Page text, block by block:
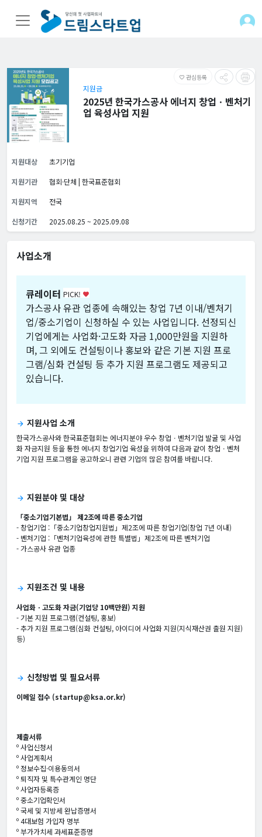
favorite_border 관심등록
지원금
2025년 한국가스공사 에너지 창업ㆍ벤처기
업 육성사업 지원
지원대상
초기기업
지원기관
협회·단체 | 한국표준협회
지원지역
전국
신청기간
2025.08.25 ~ 2025.09.08
사업소개
큐레이터 PICK! favorite
가스공사 유관 업종에 속해있는 창업 7년 이내/벤처기
업/중소기업이 신청하실 수 있는 사업입니다. 선정되신
기업에게는 사업화·고도화 자금 1,000만원을 지원하
며, 그 외에도 컨설팅이나 홍보와 같은 기본 지원 프로
그램/심화 컨설팅 등 추가 지원 프로그램도 제공되고
있습니다.
arrow_forward 지원사업 소개
한국가스공사와 한국표준협회는 에너지분야 우수 창업ㆍ벤처기업 발굴 및 사업
화 자금지원 등을 통한 에너지 창업기업 육성을 위하여 다음과 같이 창업ㆍ벤처
기업 지원 프로그램을 공고하오니 관련 기업의 많은 참여를 바랍니다.
arrow_forward 지원분야 및 대상
「중소기업기본법」 제2조에 따른 중소기업
- 창업기업 :「중소기업창업지원법」제2조에 따른 창업기업(창업 7년 이내)
- 벤처기업 :「벤처기업육성에 관한 특별법」제2조에 따른 벤처기업
- 가스공사 유관 업종
arrow_forward 지원조건 및 내용
사업화ㆍ고도화 자금(기업당 10백만원) 지원
- 기본 지원 프로그램(컨설팅, 홍보)
- 추가 지원 프로그램(심화 컨설팅, 아이디어 사업화 지원(지식재산권 출원 지원)
등)
arrow_forward 신청방법 및 필요서류
이메일 접수 (startup@ksa.or.kr)
제출서류
º 사업신청서
º 사업계획서
º 정보수집·이용동의서
º 퇴직자 및 특수관계인 명단
º 사업자등록증
º 중소기업확인서
º 국세 및 지방세 완납증명서
º 4대보험 가입자 명부
º 부가가치세 과세표준증명